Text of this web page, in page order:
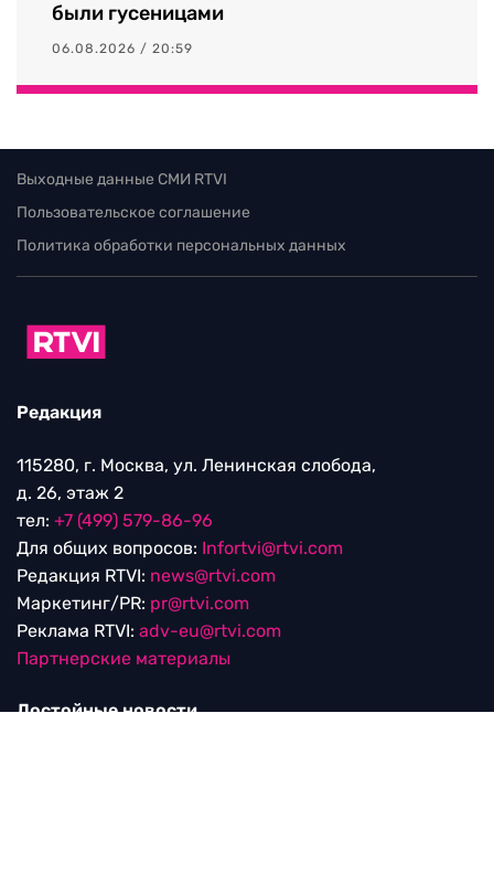
были гусеницами
06.08.2026 / 20:59
Выходные данные СМИ RTVI
Пользовательское соглашение
Политика обработки персональных данных
Редакция
115280, г. Москва, ул. Ленинская слобода,
д. 26, этаж 2
тел: +7 (499) 579-86-96
Для общих вопросов: Infortvi@rtvi.com
Редакция RTVI: news@rtvi.com
Маркетинг/PR: pr@rtvi.com
Реклама RTVI: adv-eu@rtvi.com
Партнерские материалы
Достойные новости